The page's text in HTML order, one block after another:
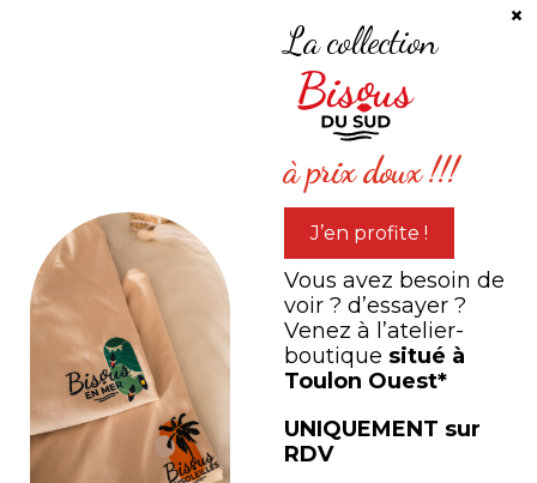
PARTAGEZ VOTRE
expérience
#LEB #LESEDITIONSBISOUS
Yannick
Articles
belle
La collection
à prix doux !!!
J’en profite !
Vous avez besoin de
voir ? d’essayer ?
Venez à l’atelier-
boutique situé à
Toulon Ouest*
UNIQUEMENT sur
RDV
×